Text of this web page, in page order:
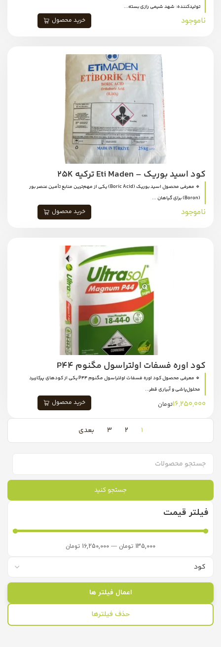
جستجو کنید
فیلتر قیمت
135,000 تومان —
16,250,000 تومان
اعمال فیلتر ها
حذف فیلترها
تولیدکننده: شهد شیمی رازی بسته...
ناموجود خرید محصول
کود اسید بوریک – Eti Maden ترکیه 25K
🔹 معرفی محصول اسید بوریک (Boric Acid) یکی از مهم‌ترین منابع تأمین عنصر بور
(Boron) برای گیاهان ...
ناموجود خرید محصول
کود اوره فسفات اولتراسول مگنوم P44
🔹 معرفی محصول کود اوره فسفات اولتراسول مگنوم P44 یکی از کودهای پرکاربرد
محلول‌پاشی و آبیاری قطر...
16,250,000تومان خرید محصول
1
2
3 بعدی